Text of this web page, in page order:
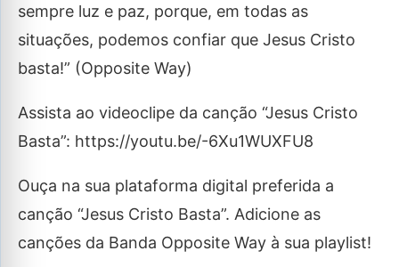
sempre luz e paz, porque, em todas as
situações, podemos confiar que Jesus Cristo
basta!” (Opposite Way)
Assista ao videoclipe da canção “Jesus Cristo
Basta”: https://youtu.be/-6Xu1WUXFU8
Ouça na sua plataforma digital preferida a
canção “Jesus Cristo Basta”. Adicione as
canções da Banda Opposite Way à sua playlist!